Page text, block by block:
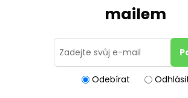
mailem
Odebírat